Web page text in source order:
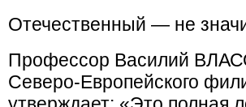
Отечественный — не
Профессор Василий
Северо-Европейского